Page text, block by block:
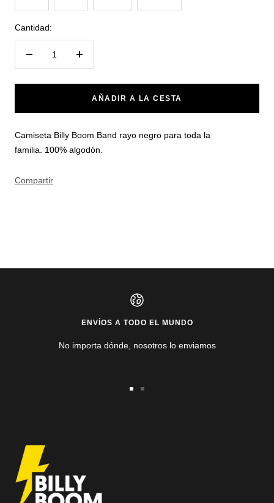
Cantidad:
Reducir
Aumentar
AÑADIR A LA CESTA
Camiseta Billy Boom Band rayo negro para toda la
familia. 100% algodón.
Compartir
ENVÍOS A TODO EL MUNDO
No importa dónde, nosotros lo enviamos